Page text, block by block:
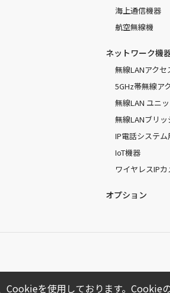
海上通信機器
航空無線機
ネットワーク機
無線LANアクセ
5GHz帯無線ア
無線LAN ユニ
無線LANブリッ
IP電話システム
IoT機器
ワイヤレスIPカ
オプション
を使用しております。Cookie